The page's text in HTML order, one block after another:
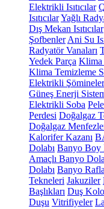
Elektrikli Isıtıcılar
IsıtıcılarYağlı
Dış Mekan Isıtıcılar
Şofbenler Ani Su
Radyatör Vanaları
Yedek Parça Klima
Klima Temizleme
Elektrikli Şömineler
Güneş Enerji
Elektrikli Soba
Perdesi Doğalgaz
Doğalgaz
Kalorifer Kazanı
Dolabı Banyo Boy
Amaçlı Banyo
Dolabı Banyo
Tekneleri Jakuziler
Başlıkları Duş
Duşu Vitrifiyeler